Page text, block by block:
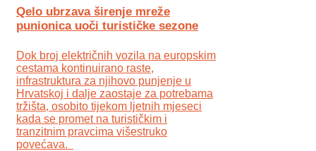
Qelo ubrzava širenje mreže
punionica uoči turističke sezone
Dok broj električnih vozila na europskim
cestama kontinuirano raste,
infrastruktura za njihovo punjenje u
Hrvatskoj i dalje zaostaje za potrebama
tržišta, osobito tijekom ljetnih mjeseci
kada se promet na turističkim i
tranzitnim pravcima višestruko
povećava.